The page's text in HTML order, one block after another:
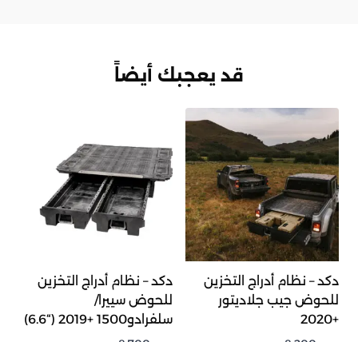
قد يعجبك أيضاً
دكد – نظام أدراج التخزين
للحوض جيب جلاديتور
+2020
دكد – نظام أدراج التخزين
للحوض سييرا/
سلفرادو1500 +2019 (“6.6)